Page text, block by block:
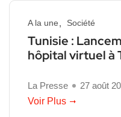
A la une Société
Tunisie :
hôpital virtuel à
La Presse
27 août
Voir Plus